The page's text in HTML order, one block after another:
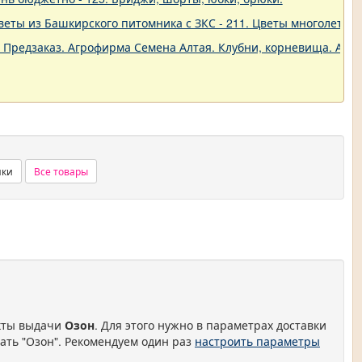
из Башкирского питомника с ЗКС - 211. Цветы
Агрофирма Семена Алтая. Клубни, корневища.
Все товары
выдачи Озон. Для этого нужно в параметрах доставки
"Озон". Рекомендуем один раз настроить параметры